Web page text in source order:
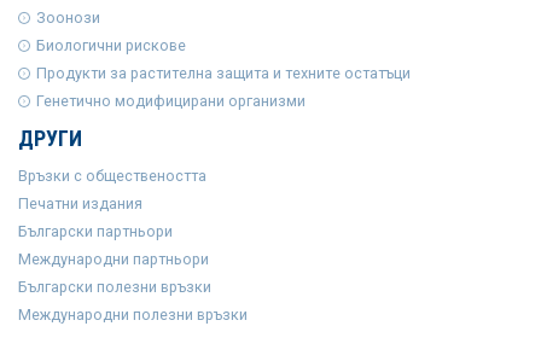
Зоонози
Биологични рискове
Продукти за растителна защита и техните остатъци
Генетично модифицирани организми
ДРУГИ
Връзки с обществеността
Печатни издания
Български партньори
Международни партньори
Български полезни връзки
Международни полезни връзки